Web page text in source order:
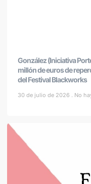
González (Iniciativa
millón de euros de
del Festival Blackworks
30 de julio de 2026 No